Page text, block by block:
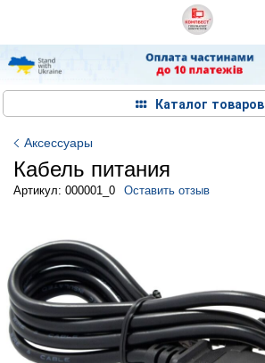
Каталог товаров
Аксессуары
Кабель питания
Артикул: 000001_0 Оставить отзыв